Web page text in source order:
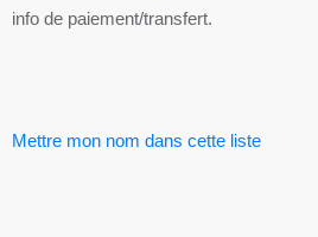
info de paiement/transfert.
Mettre mon nom dans cette liste